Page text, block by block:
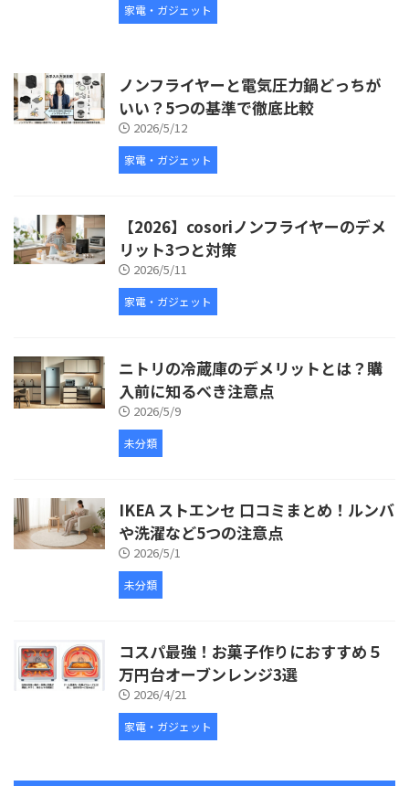
家電・ガジェット
ノンフライヤーと電気圧力鍋どっちが
いい？5つの基準で徹底比較
2026/5/12
家電・ガジェット
【2026】cosoriノンフライヤーのデメ
リット3つと対策
2026/5/11
家電・ガジェット
ニトリの冷蔵庫のデメリットとは？購
入前に知るべき注意点
2026/5/9
未分類
IKEA ストエンセ 口コミまとめ！ルンバ
や洗濯など5つの注意点
2026/5/1
未分類
コスパ最強！お菓子作りにおすすめ５
万円台オーブンレンジ3選
2026/4/21
家電・ガジェット